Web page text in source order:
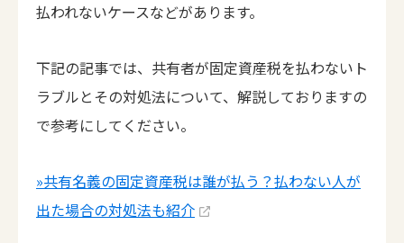
払われないケースなどがあります。
下記の記事では、共有者が固定資産税を払わないト
ラブルとその対処法について、解説しておりますの
で参考にしてください。
»共有名義の固定資産税は誰が払う？払わない人が
出た場合の対処法も紹介